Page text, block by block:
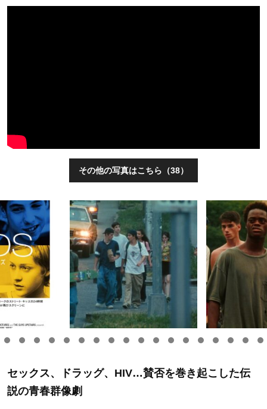
その他の写真はこちら（38）
セックス、ドラッグ、HIV…賛否を巻き起こした伝
説の青春群像劇